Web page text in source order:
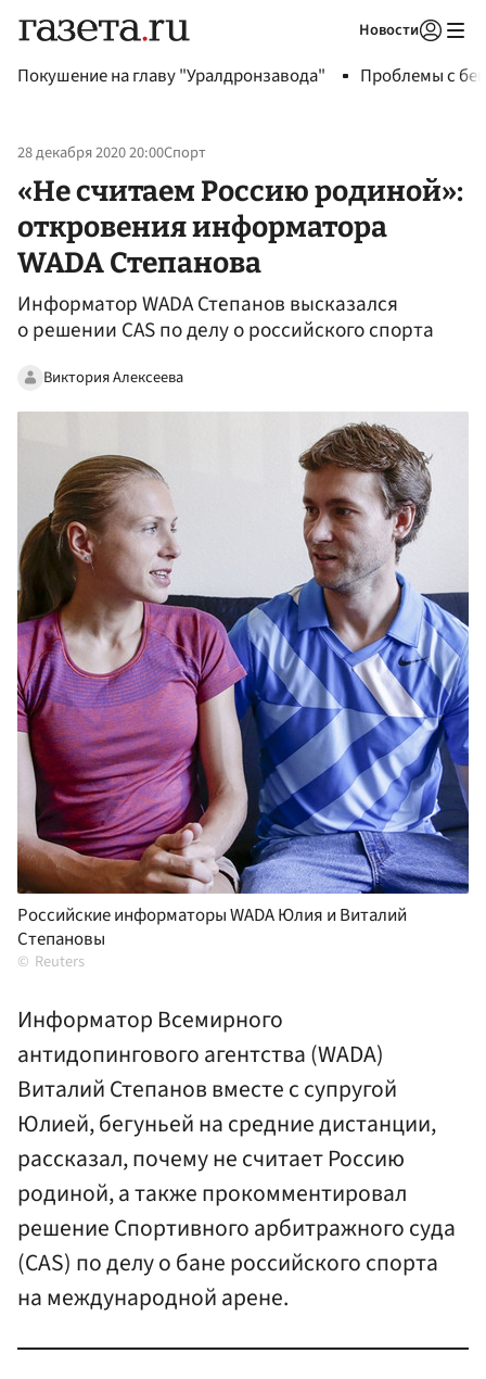
Новости
Покушение на главу "Уралдронзавода" Проблемы с
28 декабря 2020 20:00Спорт
«Не считаем Россию родиной»:
откровения информатора
WADA Степанова
Информатор WADA Степанов высказался
о решении CAS по делу о российского спорта
Виктория Алексеева
Российские информаторы WADA Юлия и Виталий
Степановы
Reuters
Информатор Всемирного
антидопингового агентства (WADA)
Виталий Степанов вместе с супругой
Юлией, бегуньей на средние дистанции,
рассказал, почему не считает Россию
родиной, а также прокомментировал
решение Спортивного арбитражного суда
(CAS) по делу о бане российского спорта
на международной арене.